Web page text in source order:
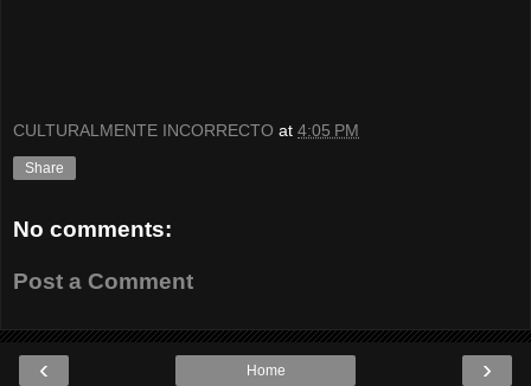
CULTURALMENTE INCORRECTO at 4:05 PM
Share
No comments:
Post a Comment
‹ ›
Home